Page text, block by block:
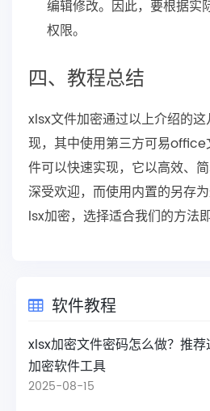
编辑修改。因此，要根据实
权限。
四、教程总结
xlsx文件加密通过以上介绍的
现，其中使用第三方可易
件可以快速实现，它以高效、
深受欢迎，而使用内置的另存
lsx加密，选择适合我们的方法即
软件教程
xlsx加密文件密码怎么做？推
加密软件工具
2025-08-15